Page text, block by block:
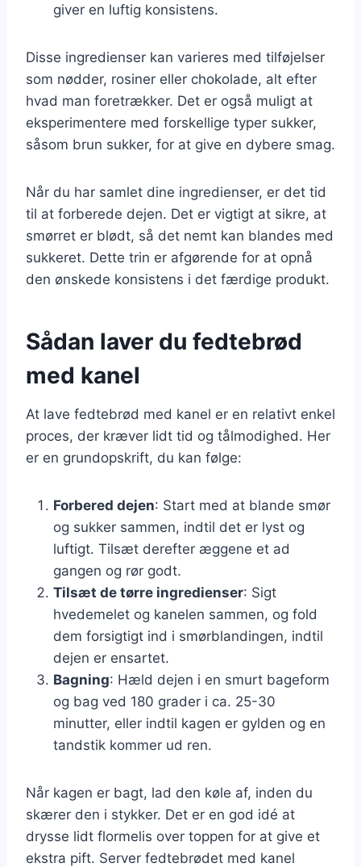
giver en luftig konsistens.
Disse ingredienser kan varieres med tilføjelser
som nødder, rosiner eller chokolade, alt efter
hvad man foretrækker. Det er også muligt at
eksperimentere med forskellige typer sukker,
såsom brun sukker, for at give en dybere smag.
Når du har samlet dine ingredienser, er det tid
til at forberede dejen. Det er vigtigt at sikre, at
smørret er blødt, så det nemt kan blandes med
sukkeret. Dette trin er afgørende for at opnå
den ønskede konsistens i det færdige produkt.
Sådan laver du fedtebrød
med kanel
At lave fedtebrød med kanel er en relativt enkel
proces, der kræver lidt tid og tålmodighed. Her
er en grundopskrift, du kan følge:
Forbered dejen: Start med at blande smør
og sukker sammen, indtil det er lyst og
luftigt. Tilsæt derefter æggene et ad
gangen og rør godt.
Tilsæt de tørre ingredienser: Sigt
hvedemelet og kanelen sammen, og fold
dem forsigtigt ind i smørblandingen, indtil
dejen er ensartet.
Bagning: Hæld dejen i en smurt bageform
og bag ved 180 grader i ca. 25-30
minutter, eller indtil kagen er gylden og en
tandstik kommer ud ren.
Når kagen er bagt, lad den køle af, inden du
skærer den i stykker. Det er en god idé at
drysse lidt flormelis over toppen for at give et
ekstra pift. Server fedtebrødet med kanel